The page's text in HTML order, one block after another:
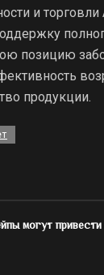
и торговли
позицию
продукции.
могут привести